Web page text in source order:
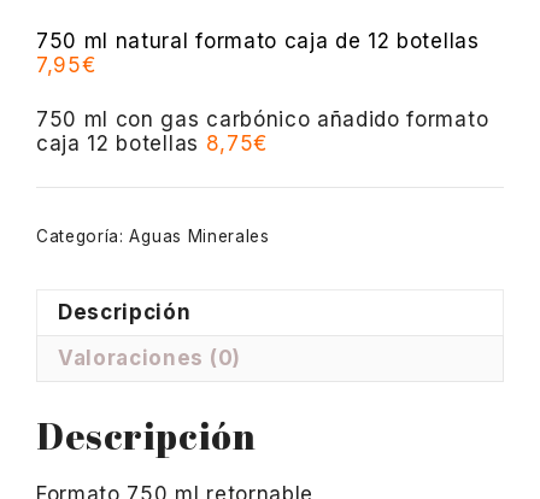
750 ml natural formato caja de 12 botellas
7,95€
750 ml con gas carbónico añadido formato
caja 12 botellas 8,75€
Categoría:Aguas Minerales
Descripción
Valoraciones (0)
Descripción